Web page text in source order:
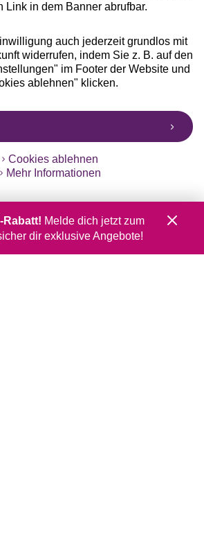
Link in dem Banner abrufbar.
auch jederzeit grundlos mit
widerrufen, indem Sie z. B. auf den
im Footer der Website und
ablehnen" klicken.
Cookies ablehnen
Mehr Informationen
Rabatt! Melde dich jetzt zum
dir exklusive Angebote!